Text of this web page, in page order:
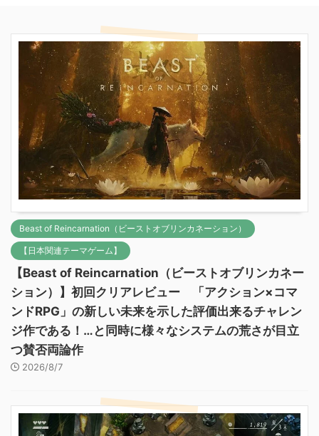
Beast of Reincarnation（ビーストオブリンカネーション）
【日本関連テーマゲーム】
【Beast of Reincarnation（ビーストオブリンカネー
ション）】初回クリアレビュー 「アクション×コマ
ンドRPG」の新しい未来を示した評価出来るチャレン
ジ作である！…と同時に様々なシステムの荒さが目立
つ賛否両論作
2026/8/7